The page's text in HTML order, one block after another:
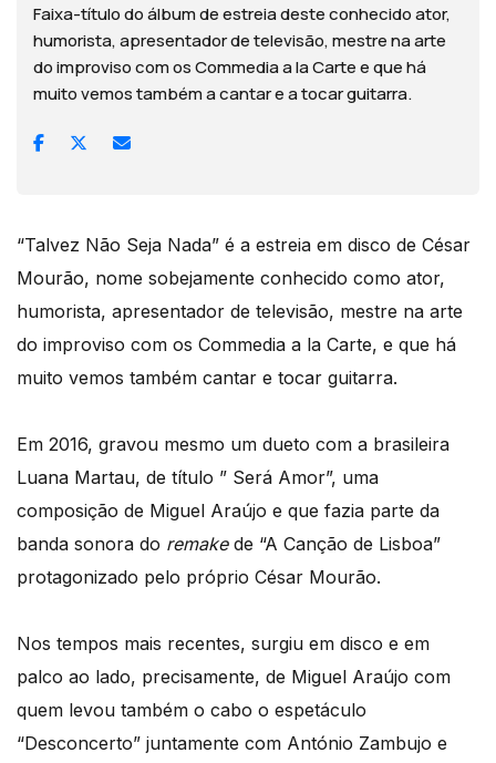
Faixa-título do álbum de estreia deste conhecido ator,
humorista, apresentador de televisão, mestre na arte
do improviso com os Commedia a la Carte e que há
muito vemos também a cantar e a tocar guitarra.
“Talvez Não Seja Nada” é a estreia em disco de César
Mourão, nome sobejamente conhecido como ator,
humorista, apresentador de televisão, mestre na arte
do improviso com os Commedia a la Carte, e que há
muito vemos também cantar e tocar guitarra.
Em 2016, gravou mesmo um dueto com a brasileira
Luana Martau, de título ” Será Amor”, uma
composição de Miguel Araújo e que fazia parte da
banda sonora do remakede “A Canção de Lisboa”
protagonizado pelo próprio César Mourão.
Nos tempos mais recentes, surgiu em disco e em
palco ao lado, precisamente, de Miguel Araújo com
quem levou também o cabo o espetáculo
“Desconcerto” juntamente com António Zambujo e